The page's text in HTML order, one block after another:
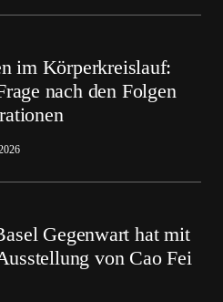
im Körperkreislauf:
nach den Folgen
Gegenwart hat mit
von Cao Fei